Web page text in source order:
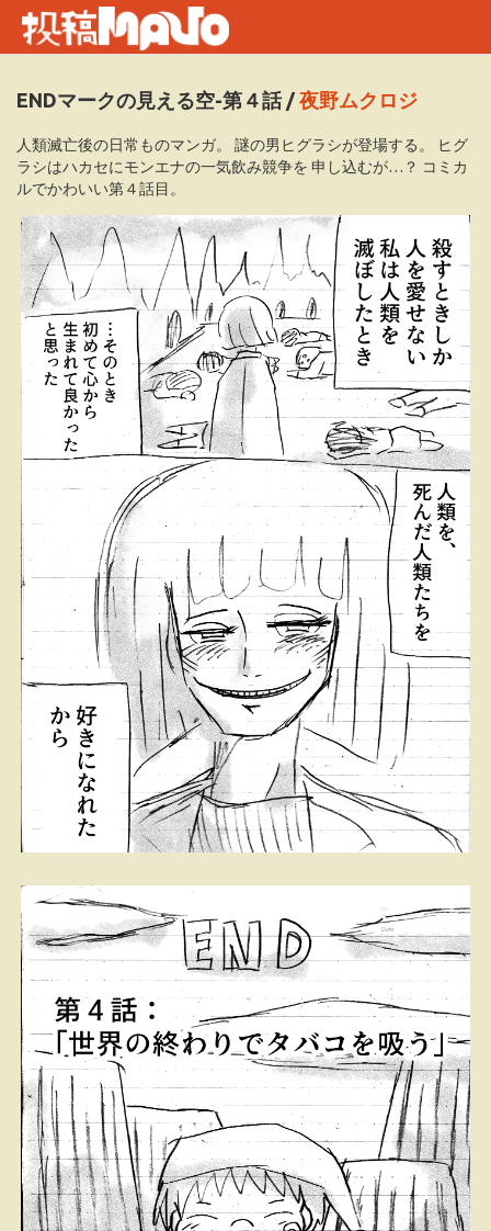
ENDマークの見える空-第４話/夜野ムクロジ
人類滅亡後の日常ものマンガ。 謎の男ヒグラシが登場する。 ヒグ
ラシはハカセにモンエナの一気飲み競争を 申し込むが…？ コミカ
ルでかわいい第４話目。